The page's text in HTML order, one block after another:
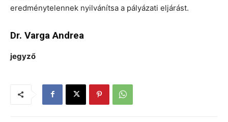
eredménytelennek nyilvánítsa a pályázati eljárást.
Dr. Varga Andrea
jegyző